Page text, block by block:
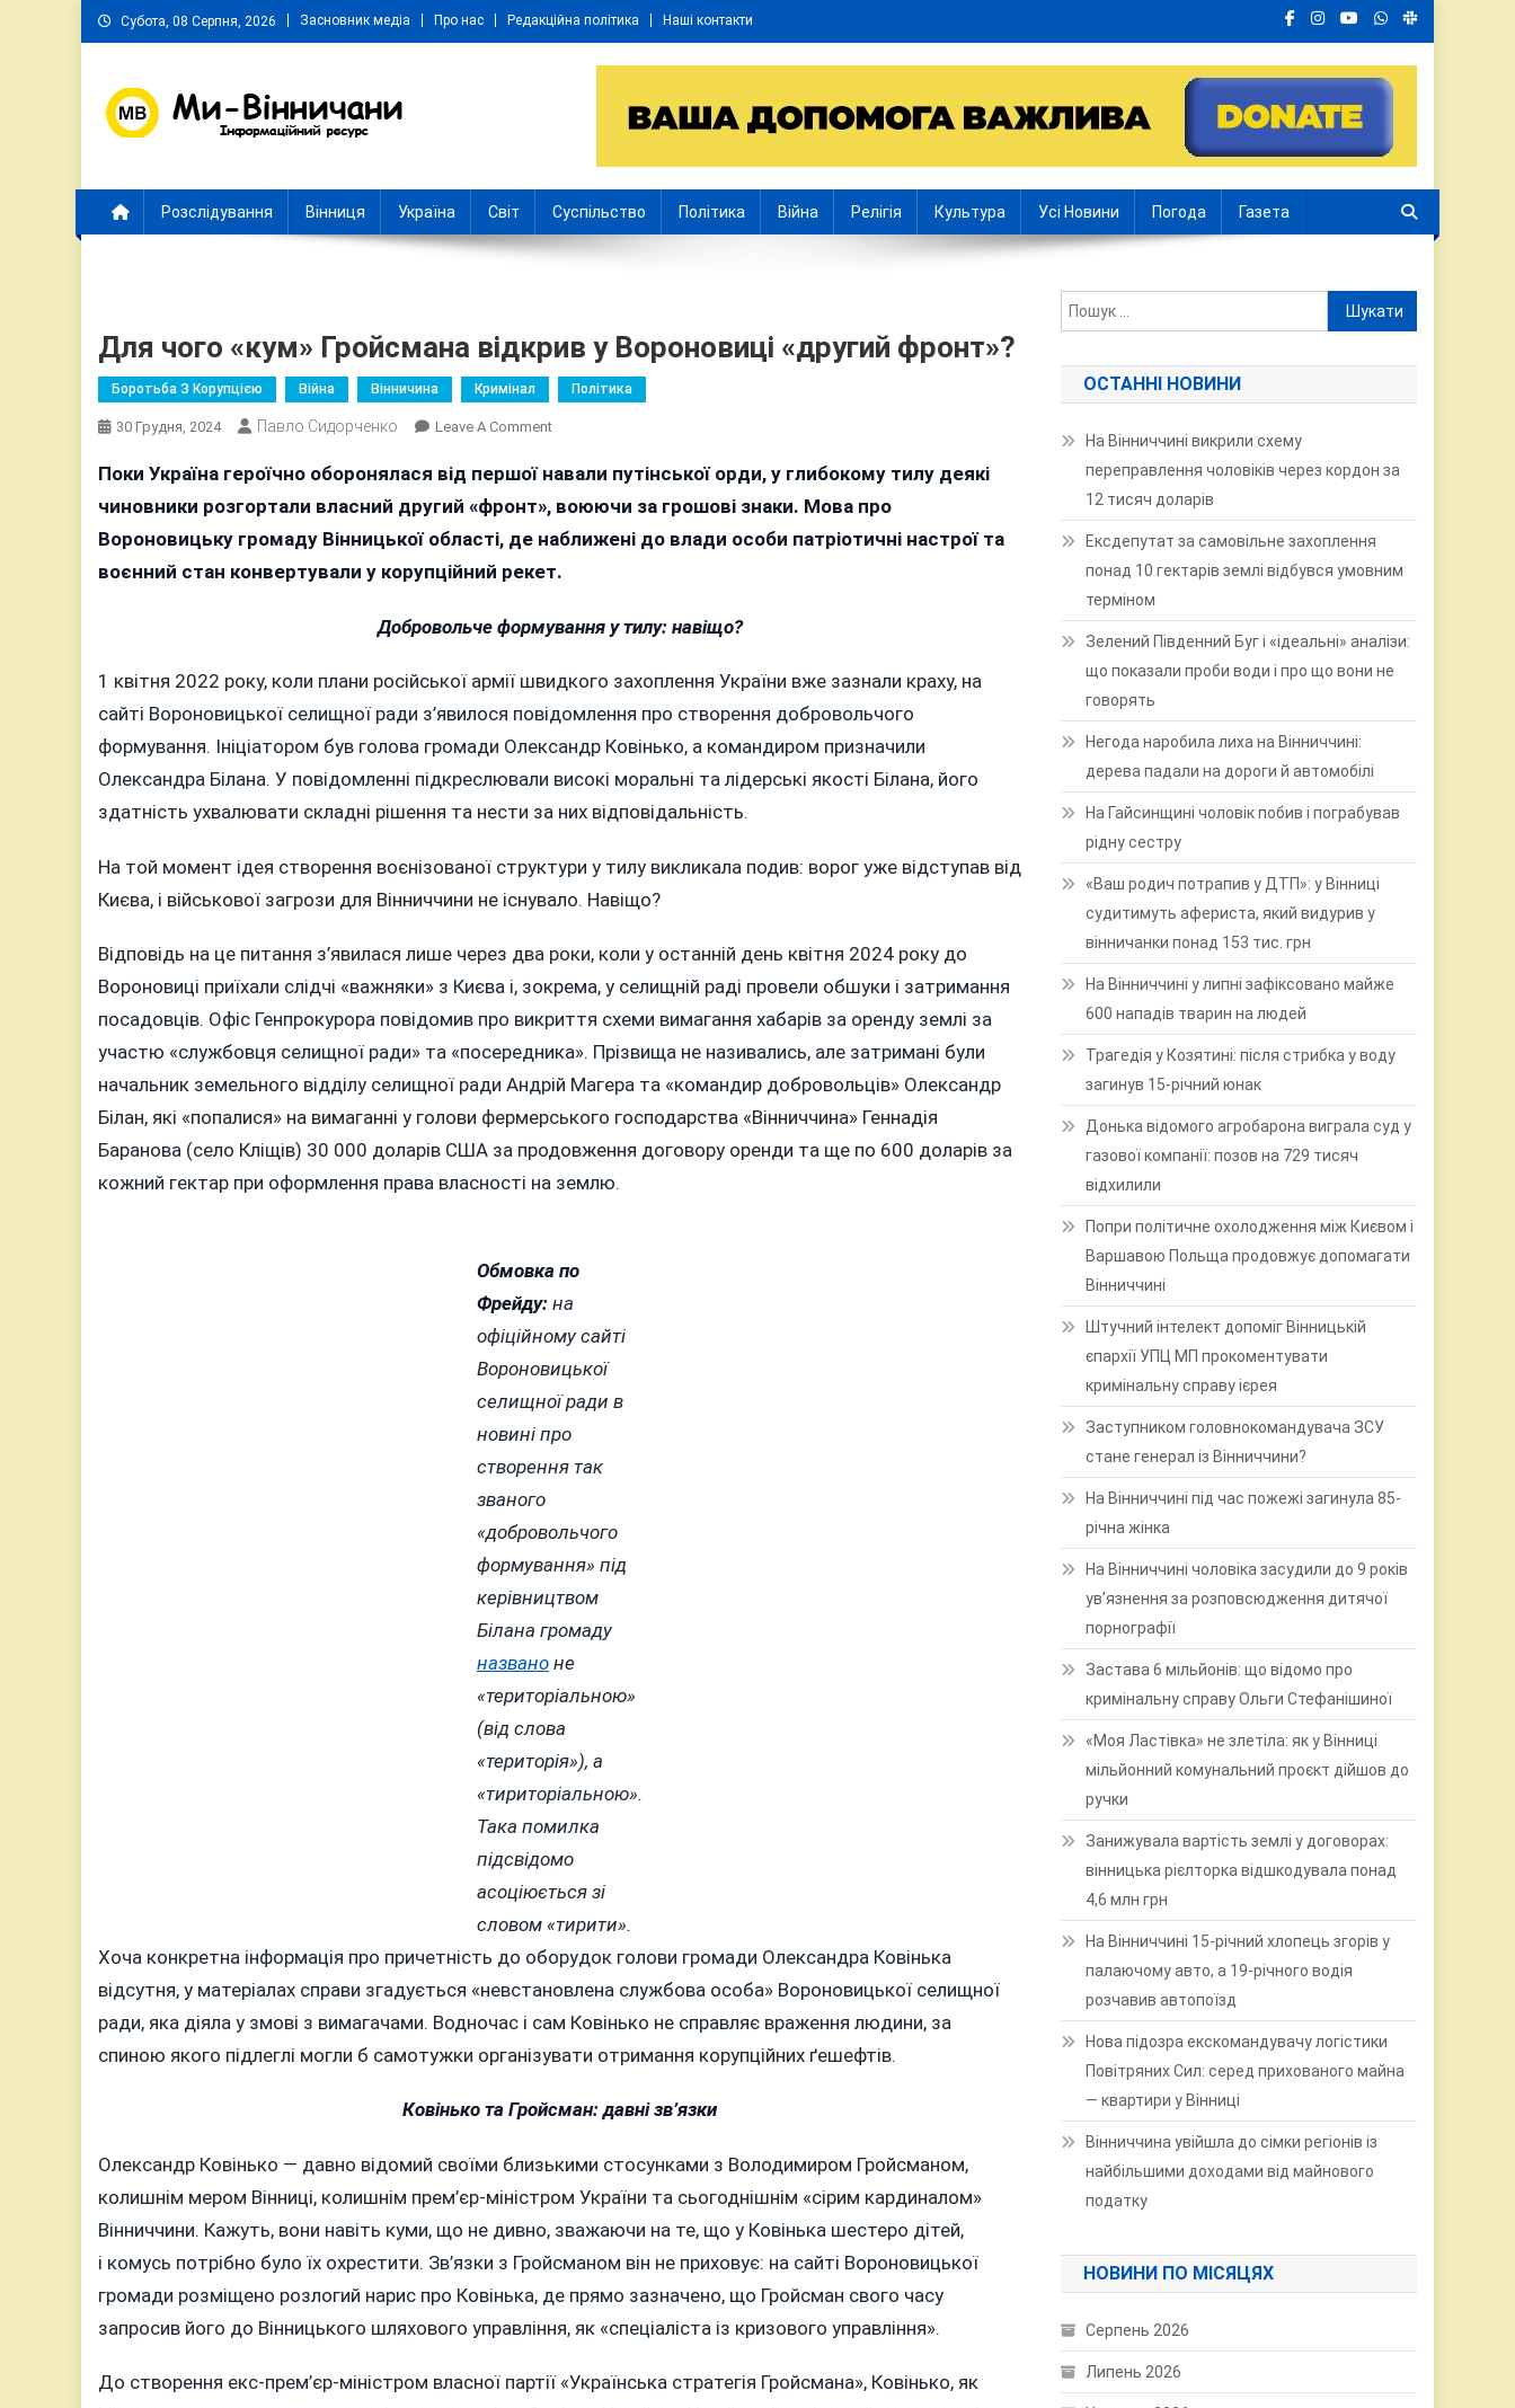
Skip
to
Субота, 08 Серпня, 2026 Засновник медіа Про нас Редакційна політика Наші контакти
Розслідування Вінниця Україна Світ Суспільство Політика Війна Релігія Культура Усі Новини Погода Газета
Для чого «кум» Гройсмана відкрив у Вороновиці «другий фронт»?
Боротьба З Корупцією Війна Вінничина Кримінал Політика
30 Грудня, 2024 Павло Сидорченко Leave A CommentOn
Чого
«кум»
Гройсмана
У
«другий
Поки Україна героїчно оборонялася від першої навали путінської орди, у глибокому тилу деякі
чиновники розгортали власний другий «фронт», воюючи за грошові знаки. Мова про
Вороновицьку громаду Вінницької області, де наближені до влади особи патріотичні настрої та
воєнний стан конвертували у корупційний рекет.
Добровольче формування у тилу: навіщо?
1 квітня 2022 року, коли плани російської армії швидкого захоплення України вже зазнали краху, на
сайті Вороновицької селищної ради з’явилося повідомлення про створення добровольчого
формування. Ініціатором був голова громади Олександр Ковінько, а командиром призначили
Олександра Білана. У повідомленні підкреслювали високі моральні та лідерські якості Білана, його
здатність ухвалювати складні рішення та нести за них відповідальність.
На той момент ідея створення воєнізованої структури у тилу викликала подив: ворог уже відступав від
Києва, і військової загрози для Вінниччини не існувало. Навіщо?
Відповідь на це питання з’явилася лише через два роки, коли у останній день квітня 2024 року до
Вороновиці приїхали слідчі «важняки» з Києва і, зокрема, у селищній раді провели обшуки і затримання
посадовців. Офіс Генпрокурора повідомив про викриття схеми вимагання хабарів за оренду землі за
участю «службовця селищної ради» та «посередника». Прізвища не називались, але затримані були
начальник земельного відділу селищної ради Андрій Магера та «командир добровольців» Олександр
Білан, які «попалися» на вимаганні у голови фермерського господарства «Вінниччина» Геннадія
Баранова (село Кліщів) 30 000 доларів США за продовження договору оренди та ще по 600 доларів за
кожний гектар при оформлення права власності на землю.
Обмовка по
Фрейду: на
офіційному сайті
Вороновицької
селищної ради в
новині про
створення так
званого
«добровольчого
формування» під
керівництвом
Білана громаду
названо не
«територіальною»
(від слова
«територія»), а
«тириторіальною».
Така помилка
підсвідомо
асоціюється зі
словом «тирити».
Хоча конкретна інформація про причетність до оборудок голови громади Олександра Ковінька
відсутня, у матеріалах справи згадується «невстановлена службова особа» Вороновицької селищної
ради, яка діяла у змові з вимагачами. Водночас і сам Ковінько не справляє враження людини, за
спиною якого підлеглі могли б самотужки організувати отримання корупційних ґешефтів.
Ковінько та Гройсман: давні зв’язки
Олександр Ковінько — давно відомий своїми близькими стосунками з Володимиром Гройсманом,
колишнім мером Вінниці, колишнім прем’єр-міністром України та сьогоднішнім «сірим кардиналом»
Вінниччини. Кажуть, вони навіть куми, що не дивно, зважаючи на те, що у Ковінька шестеро дітей,
і комусь потрібно було їх охрестити. Зв’язки з Гройсманом він не приховує: на сайті Вороновицької
громади розміщено розлогий нарис про Ковінька, де прямо зазначено, що Гройсман свого часу
запросив його до Вінницького шляхового управління, як «спеціаліста із кризового управління».
До створення екс-прем’єр-міністром власної партії «Українська стратегія Гройсмана», Ковінько, як
Пошук:
ОСТАННІ НОВИНИ
На Вінниччині викрили схему
переправлення чоловіків через кордон за
12 тисяч доларів
Ексдепутат за самовільне захоплення
понад 10 гектарів землі відбувся умовним
терміном
Зелений Південний Буг і «ідеальні» аналізи:
що показали проби води і про що вони не
говорять
Негода наробила лиха на Вінниччині:
дерева падали на дороги й автомобілі
На Гайсинщині чоловік побив і пограбував
рідну сестру
«Ваш родич потрапив у ДТП»: у Вінниці
судитимуть афериста, який видурив у
вінничанки понад 153 тис. грн
На Вінниччині у липні зафіксовано майже
600 нападів тварин на людей
Трагедія у Козятині: після стрибка у воду
загинув 15-річний юнак
Донька відомого агробарона виграла суд у
газової компанії: позов на 729 тисяч
відхилили
Попри політичне охолодження між Києвом і
Варшавою Польща продовжує допомагати
Вінниччині
Штучний інтелект допоміг Вінницькій
єпархії УПЦ МП прокоментувати
кримінальну справу ієрея
Заступником головнокомандувача ЗСУ
стане генерал із Вінниччини?
На Вінниччині під час пожежі загинула 85-
річна жінка
На Вінниччині чоловіка засудили до 9 років
ув’язнення за розповсюдження дитячої
порнографії
Застава 6 мільйонів: що відомо про
кримінальну справу Ольги Стефанішиної
«Моя Ластівка» не злетіла: як у Вінниці
мільйонний комунальний проєкт дійшов до
ручки
Занижувала вартість землі у договорах:
вінницька рієлторка відшкодувала понад
4,6 млн грн
На Вінниччині 15-річний хлопець згорів у
палаючому авто, а 19-річного водія
розчавив автопоїзд
Нова підозра екскомандувачу логістики
Повітряних Сил: серед прихованого майна
— квартири у Вінниці
Вінниччина увійшла до сімки регіонів із
найбільшими доходами від майнового
податку
НОВИНИ ПО МІСЯЦЯХ
Серпень 2026
Липень 2026